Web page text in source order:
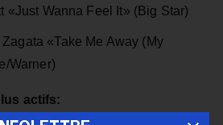
«Just Wanna Feel It» (Big Star)
«Take Me Away (My
Warner)
actifs: